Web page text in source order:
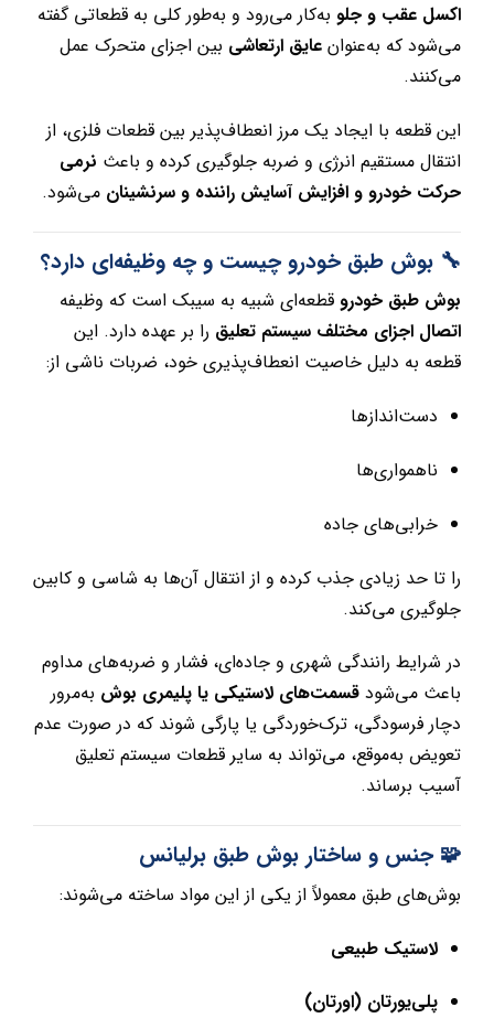
اکسل عقب و جلوبه‌کار می‌رود و به‌طور کلی به قطعاتی گفته
می‌شود که به‌عنوانعایق ارتعاشیبین اجزای متحرک عمل
می‌کنند.
این قطعه با ایجاد یک مرز انعطاف‌پذیر بین قطعات فلزی، از
انتقال مستقیم انرژی و ضربه جلوگیری کرده و باعثنرمی
حرکت خودرو و افزایش آسایش راننده و سرنشینانمی‌شود.
🔧 بوش طبق خودرو چیست و چه وظیفه‌ای دارد؟
بوش طبق خودروقطعه‌ای شبیه به سیبک است که وظیفه
اتصال اجزای مختلف سیستم تعلیقرا بر عهده دارد. این
قطعه به دلیل خاصیت انعطاف‌پذیری خود، ضربات ناشی از:
دست‌اندازها
ناهمواری‌ها
خرابی‌های جاده
را تا حد زیادی جذب کرده و از انتقال آن‌ها به شاسی و کابین
جلوگیری می‌کند.
در شرایط رانندگی شهری و جاده‌ای، فشار و ضربه‌های مداوم
باعث می‌شودقسمت‌های لاستیکی یا پلیمری بوشبه‌مرور
دچار فرسودگی، ترک‌خوردگی یا پارگی شوند که در صورت عدم
تعویض به‌موقع، می‌تواند به سایر قطعات سیستم تعلیق
آسیب برساند.
🧩 جنس و ساختار بوش طبق برلیانس
بوش‌های طبق معمولاً از یکی از این مواد ساخته می‌شوند:
لاستیک طبیعی
پلی‌یورتان (اورتان)